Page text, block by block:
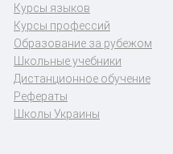
Курсы языков
Курсы профессий
Образование за рубежом
Школьные учебники
Дистанционное обучение
Рефераты
Школы Украины